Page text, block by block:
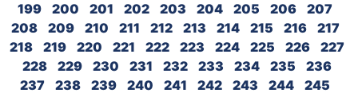
199
200 201 202 203 204 205 206
207
208
209 210 211 212 213 214 215 216
217
218
219 220 221 222 223 224 225 226
227
228
229 230 231 232 233 234 235
236
237
238 239 240 241 242 243 244
245